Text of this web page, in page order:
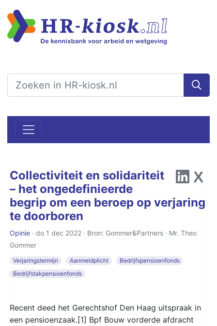
Collectiviteit en solidariteit
– het ongedefinieerde
begrip om een beroep op verjaring
te doorboren
Opinie · do 1 dec 2022 · Bron: Gommer&Partners · Mr. Theo
Gommer
Verjaringstermijn Aanmeldplicht
Bedrijfspensioenfonds
Bedrijfstakpensioenfonds
Recent deed het Gerechtshof Den Haag uitspraak in
een pensioenzaak.[1] Bpf Bouw vorderde afdracht